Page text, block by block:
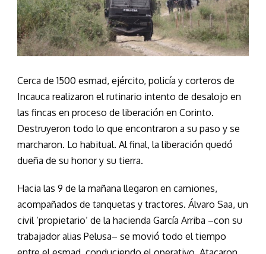
Cerca de 1500 esmad, ejército, policía y corteros de
Incauca realizaron el rutinario intento de desalojo en
las fincas en proceso de liberación en Corinto.
Destruyeron todo lo que encontraron a su paso y se
marcharon. Lo habitual. Al final, la liberación quedó
dueña de su honor y su tierra.
Hacia las 9 de la mañana llegaron en camiones,
acompañados de tanquetas y tractores. Álvaro Saa, un
civil ‘propietario’ de la hacienda García Arriba –con su
trabajador alias Pelusa– se movió todo el tiempo